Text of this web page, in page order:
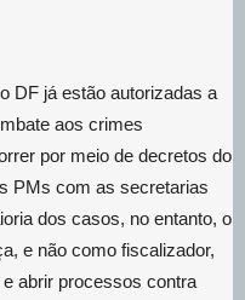
DF já estão autorizadas a
aos crimes
por meio de decretos do
PMs com as secretarias
dos casos, no entanto, o
e não como fiscalizador,
abrir processos contra